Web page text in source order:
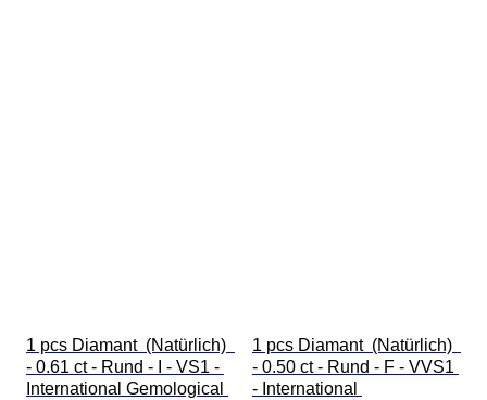
1 pcs Diamant  (Natürlich)
- 0.61 ct - Rund - I - VS1 -
International Gemological
1 pcs Diamant  (Natürlich)
- 0.50 ct - Rund - F - VVS1
- International